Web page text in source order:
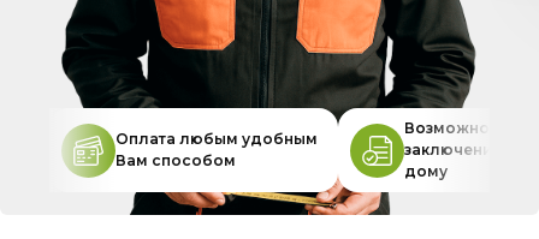
Оплата любым удобным
Вам способом
Возможность
заключения
дому